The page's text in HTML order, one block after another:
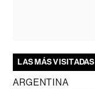
LAS MÁS VISITADAS
ARGENTINA